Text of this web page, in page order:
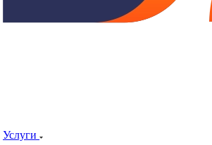
Услуги